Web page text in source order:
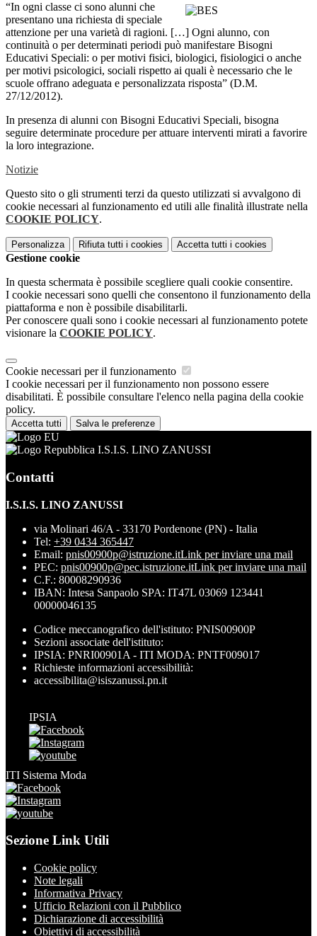
“In ogni classe ci sono alunni che
presentano una richiesta di speciale
attenzione per una varietà di ragioni. […] Ogni alunno, con
continuità o per determinati periodi può manifestare Bisogni
Educativi Speciali: o per motivi fisici, biologici, fisiologici o anche
per motivi psicologici, sociali rispetto ai quali è necessario che le
scuole offrano adeguata e personalizzata risposta” (D.M.
27/12/2012).
In presenza di alunni con Bisogni Educativi Speciali, bisogna
seguire determinate procedure per attuare interventi mirati a favorire
la loro integrazione.
Notizie
Questo sito o gli strumenti terzi da questo utilizzati si avvalgono di
cookie necessari al funzionamento ed utili alle finalità illustrate nella
COOKIE POLICY.
Personalizza Rifiuta tutti i cookies Accetta tutti i cookies
Gestione cookie
In questa schermata è possibile scegliere quali cookie consentire.
I cookie necessari sono quelli che consentono il funzionamento della
piattaforma e non è possibile disabilitarli.
Per conoscere quali sono i cookie necessari al funzionamento potete
visionare la COOKIE POLICY.
Cookie necessari per il funzionamento
I cookie necessari per il funzionamento non possono essere
disabilitati. È possibile consultare l'elenco nella pagina della cookie
policy.
Accetta tutti Salva le preferenze
I.S.I.S. LINO ZANUSSI
Contatti
I.S.I.S. LINO ZANUSSI
via Molinari 46/A - 33170 Pordenone (PN) - Italia
Tel: +39 0434 365447
Email: pnis00900p@istruzione.itLink per inviare una mail
PEC: pnis00900p@pec.istruzione.itLink per inviare una mail
C.F.: 80008290936
IBAN: Intesa Sanpaolo SPA: IT47L 03069 123441
00000046135
Codice meccanografico dell'istituto: PNIS00900P
Sezioni associate dell'istituto:
IPSIA: PNRI00901A - ITI MODA: PNTF009017
Richieste informazioni accessibilità:
accessibilita@isiszanussi.pn.it
IPSIA
ITI Sistema Moda
Sezione Link Utili
Cookie policy
Note legali
Informativa Privacy
Ufficio Relazioni con il Pubblico
Dichiarazione di accessibilità
Obiettivi di accessibilità